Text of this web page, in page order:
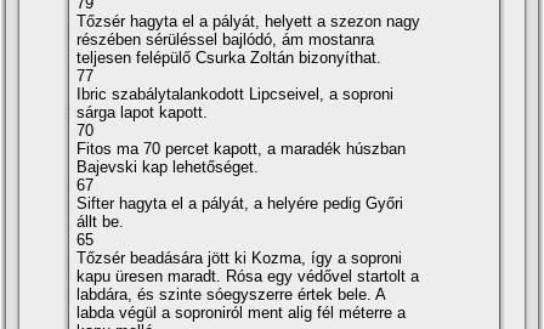
Tőzsér hagyta el a pályát, helyett a szezon nagy
részében sérüléssel bajlódó, ám mostanra
teljesen felépülő Csurka Zoltán bizonyí­that.
77
Ibric szabálytalankodott Lipcseivel, a soproni
sárga lapot kapott.
70
Fitos ma 70 percet kapott, a maradék húszban
Bajevski kap lehetőséget.
67
Sifter hagyta el a pályát, a helyére pedig Győri
állt be.
65
Tőzsér beadására jött ki Kozma, í­gy a soproni
kapu üresen maradt. Rósa egy védővel startolt a
labdára, és szinte sóegyszerre értek bele. A
labda végül a soproniról ment alig fél méterre a